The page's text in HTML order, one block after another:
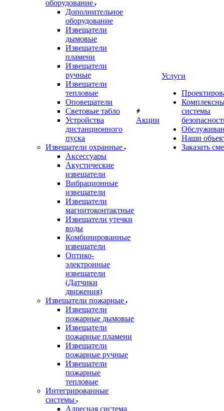
оборудование
Дополнительное
оборудование
Извещатели
дымовые
Извещатели
пламени
Извещатели
ручные
Извещатели
тепловые
Оповещатели
Световые табло
Устройства
дистанционного
пуска
Извещатели охранные
Аксессуары
Акустические
извещатели
Вибрационные
извещатели
Извещатели
магнитоконтактные
Извещатели утечки
воды
Комбинированные
извещатели
Оптико-
электронные
извещатели
(Датчики
движения)
Извещатели пожарные
Извещатели
пожарные дымовые
Извещатели
пожарные пламени
Извещатели
пожарные ручные
Извещатели
пожарные
тепловые
Интегрированные
системы
Адресная система
Акции
Услуги
системы
Наши
Заказать